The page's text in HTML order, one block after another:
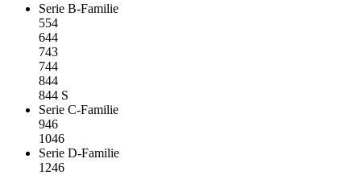
Serie B-Familie
554
644
743
744
844
844 S
Serie C-Familie
946
1046
Serie D-Familie
1246